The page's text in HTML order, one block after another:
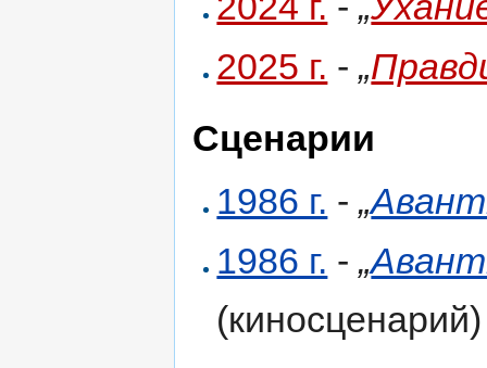
2025 г. -„
Сценарии
1986 г. -„
1986 г. -„
(киносценарий)